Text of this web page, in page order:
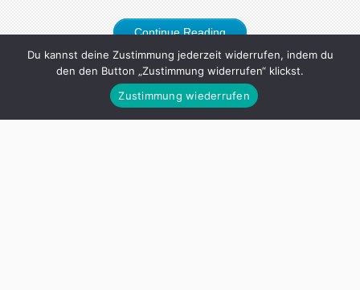
Continue Reading
Du kannst deine Zustimmung jederzeit widerrufen, indem du
den den Button „Zustimmung widerrufen“ klickst.
Zustimmung wiederrufen